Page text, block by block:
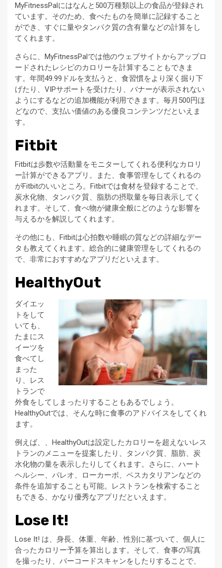
MyFitnessPalにはなんと500万種類以上の食品が登録され
ています。そのため、食べたものを簡単に記録すること
ができ、すぐに量やタンパク質の含有量などの計算をし
てくれます。
さらに、MyFitnessPalでは他のウェブサイトからアップロ
ードされたレシピのカロリーを計算することもできま
す。年間49.99ドルを支払うと、食習慣をより深く掘り下
げたり、VIPサポートを受けたり、バナーが表示されない
ようにするなどの追加機能が利用できます。毎月500円ほ
どなので、支払い価値のある優良コンテンツだといえま
す。
Fitbit
Fitbitは歩数や活動量をモニターしてくれる便利なカロリ
ー計算ができるアプリ。また、食事管理をしてくれるの
がFitbitのいいところ。Fitbitでは食材を登録することで、
炭水化物、タンパク質、脂肪の摂取量を毎日表示してく
れます。そして、食べ物が健康全般にどのような影響を
与えるかを解説してくれます。
その他にも、Fitbitは心拍数や睡眠の質などの詳細なデー
タも教えてくれます。総合的に健康管理をしてくれるの
で、非常におすすめなアプリだといえます。
HealthyOut
ダイエッ
トをして
いても、
たまにス
イーツを
食べてし
まった
り、レス
トランで
外食をしてしまったりすることもあるでしょう。
HealthyOutでは、そんな時に食事のアドバイスをしてくれ
ます。
例えば、、HealthyOutは設定したカロリーを超えないレス
トランのメニューを提案したり、タンパク質、脂肪、炭
水化物の量を表示したりしてくれます。さらに、ハート
ヘルシー、パレオ、ローカーボ、ペスカタリアンなどの
条件を追加することも可能。レストランを検索すること
もできる、かなり優秀なアプリだといえます。
Lose It!
Lose It! は、身長、体重、年齢、性別に基づいて、個人に
合ったカロリー予算を算出します。そして、食事の写真
を撮ったり、バーコードスキャンをしたりすることで、